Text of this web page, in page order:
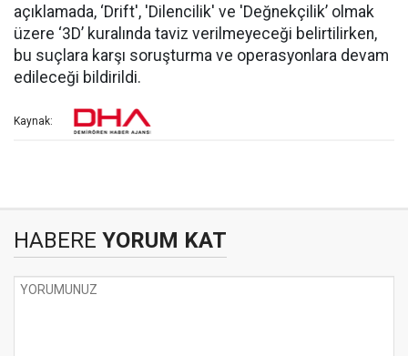
açıklamada, ‘Drift', 'Dilencilik' ve 'Değnekçilik’ olmak
üzere ‘3D’ kuralında taviz verilmeyeceği belirtilirken,
bu suçlara karşı soruşturma ve operasyonlara devam
edileceği bildirildi.
Kaynak:
HABERE YORUM KAT